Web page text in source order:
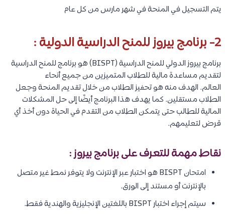
يتم التسجيل في المنحة في شهر مارس من كل عام
2- برنامج بيروز للمنح الدراسية الدولية :
برنامج بيروز الدولي للمنح الدراسية (BISPT) هو برنامج للمنح الدراسية
لتقديم مساعدة مالية للطلاب المتميزين من جميع أنحاء
العالم. الهدف منه هو تحفيز الطلاب من خلال تقديم المنحة وجعل
الطلاب مستقلين. كما يهدف هذا البرنامج أيضًا إلى حل المشكلات
المالية للطالب حتى يتمكن الطلاب من التقدم في الحياة دون أخذ أي
قرض لتعليمهم.
نقاط مهمة للتعرف على برنامج بيروز :
امتحان BISPT هو اختبار عبر الإنترنت ولا يتوفر نمط غير متصل
بالإنترنت أو مستند إلى الورق.
سيتم إجراء اختبار BISPT باللغتين الإنجليزية والهندية فقط.